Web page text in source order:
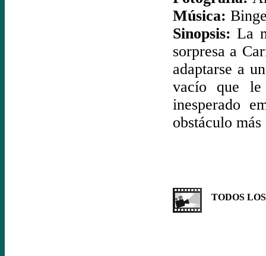
Música:
Sinopsis: La
sorpresa a
adaptarse a
vacío que le
inesperado
obstáculo
TODOS